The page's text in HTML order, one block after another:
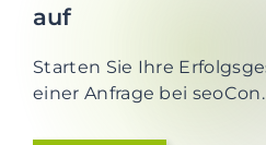
auf
Starten Sie Ihre
einer Anfrage bei